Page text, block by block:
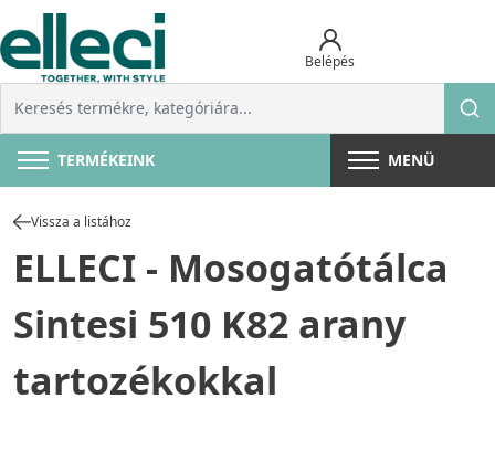
Belépés
TERMÉKEINK MENÜ
Vissza a listához
ELLECI - Mosogatótálca
Sintesi 510 K82 arany
tartozékokkal